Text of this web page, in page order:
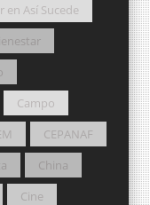
en Así Sucede
Campo
CEPANAF
China
Cine